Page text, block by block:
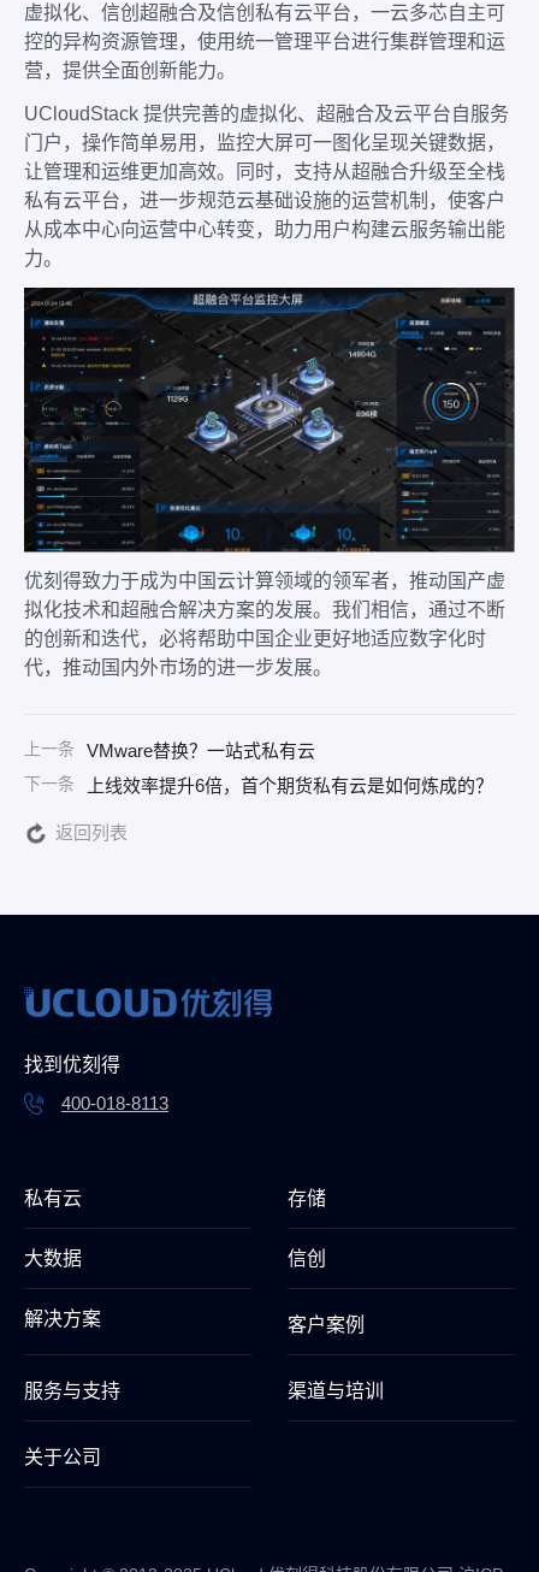
虚拟化、信创超融合及信创私有云平台，一云多芯自主可
控的异构资源管理，使用统一管理平台进行集群管理和运
营，提供全面创新能力。
UCloudStack 提供完善的虚拟化、超融合及云平台自服务
门户，操作简单易用，监控大屏可一图化呈现关键数据，
让管理和运维更加高效。同时，支持从超融合升级至全栈
私有云平台，进一步规范云基础设施的运营机制，使客户
从成本中心向运营中心转变，助力用户构建云服务输出能
力。
优刻得致力于成为中国云计算领域的领军者，推动国产虚
拟化技术和超融合解决方案的发展。我们相信，通过不断
的创新和迭代，必将帮助中国企业更好地适应数字化时
代，推动国内外市场的进一步发展。
上一条 VMware替换？一站式私有云
下一条 上线效率提升6倍，首个期货私有云是如何炼成的？
返回列表
找到优刻得
400-018-8113
私有云 存储
大数据 信创
解决方案 客户案例
服务与支持 渠道与培训
关于公司